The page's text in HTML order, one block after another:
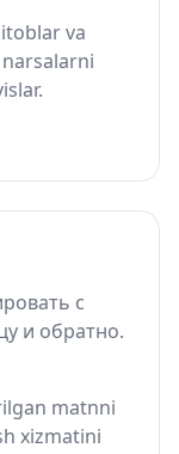
va
с
и обратно.
matnni
xizmatini